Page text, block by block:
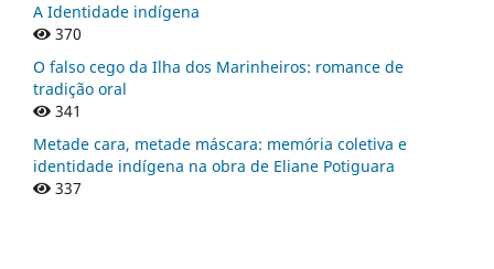
A Identidade indígena
370
O falso cego da Ilha dos Marinheiros: romance de
tradição oral
341
Metade cara, metade máscara: memória coletiva e
identidade indígena na obra de Eliane Potiguara
337